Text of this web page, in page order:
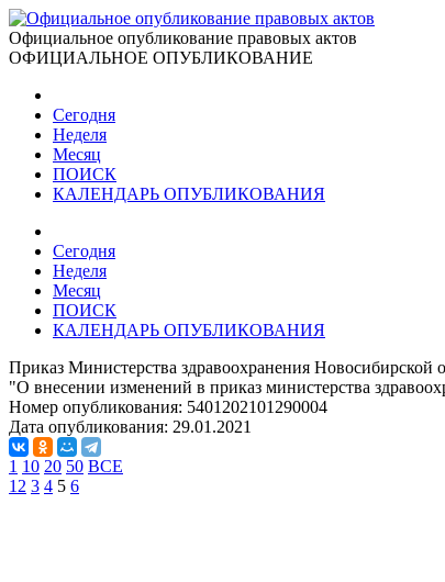
Официальное опубликование правовых актов
ОФИЦИАЛЬНОЕ ОПУБЛИКОВАНИЕ
Сегодня
Неделя
Месяц
ПОИСК
КАЛЕНДАРЬ ОПУБЛИКОВАНИЯ
Сегодня
Неделя
Месяц
ПОИСК
КАЛЕНДАРЬ ОПУБЛИКОВАНИЯ
Приказ Министерства здравоохранения Новосибирской
"О внесении изменений в приказ министерства
Номер опубликования: 5401202101290004
Дата опубликования: 29.01.2021
1 10 20 50 ВСЕ
1 2 3 4 5 6